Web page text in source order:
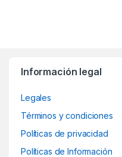
Información legal
Legales
Términos y condiciones
Políticas de privacidad
Políticas de Información